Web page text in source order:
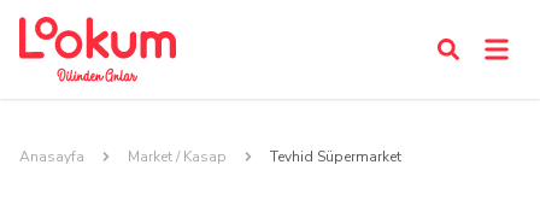
Anasayfa Market / Kasap Tevhid Süpermarket